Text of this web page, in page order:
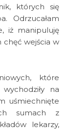
których się
Odrzucałam
iż manipuluję
chęć wejścia w
które
na
uśmiechnięte
sumach z
lekarzy,